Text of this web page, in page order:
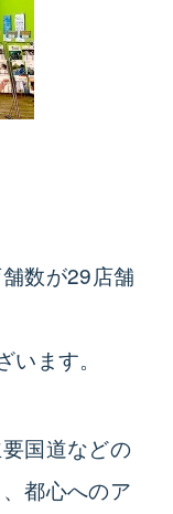
数が29店舗
ます。
国道などの
都心へのア